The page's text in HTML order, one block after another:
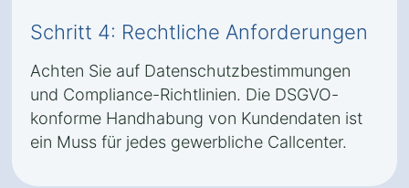
Schritt 4: Rechtliche Anforderungen
Achten Sie auf Datenschutzbestimmungen
und Compliance-Richtlinien. Die DSGVO-
konforme Handhabung von Kundendaten ist
ein Muss für jedes gewerbliche Callcenter.